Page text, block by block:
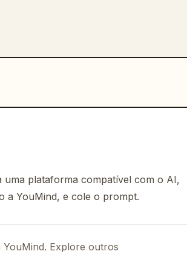
**100% de
de pose ou fundo."
uma plataforma compatível com o AI,
a YouMind, e cole o prompt.
Explore outros